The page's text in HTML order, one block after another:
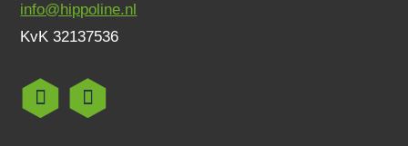
info@hippoline.nl
KvK 32137536